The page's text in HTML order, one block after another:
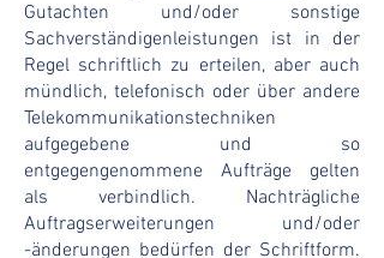
Gutachten und/oder sonstige
Sachverständigenleistungen ist in der
Regel schriftlich zu erteilen, aber auch
mündlich, telefonisch oder über andere
Telekommunikationstechniken
aufgegebene und so
entgegengenommene Aufträge gelten
als verbindlich. Nachträgliche
Auftragserweiterungen und/oder
-änderungen bedürfen der Schriftform.